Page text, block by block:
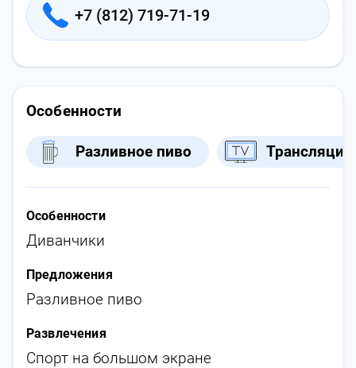
+7 (812) 719-71-19
Особенности
Разливное пиво Трансляции
Особенности
Диванчики
Предложения
Разливное пиво
Развлечения
Спорт на большом экране